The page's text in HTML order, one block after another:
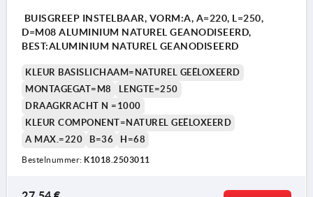
BUISGREEP INSTELBAAR, VORM:A, A=220, L=250,
D=M08 ALUMINIUM NATUREL GEANODISEERD,
BEST:ALUMINIUM NATUREL GEANODISEERD
KLEUR BASISLICHAAM=NATUREL GEËLOXEERD
MONTAGEGAT=M8
LENGTE=250
DRAAGKRACHT N =1000
KLEUR COMPONENT=NATUREL GEËLOXEERD
A MAX.=220
B=36 H=68
Bestelnummer: K1018.2503011